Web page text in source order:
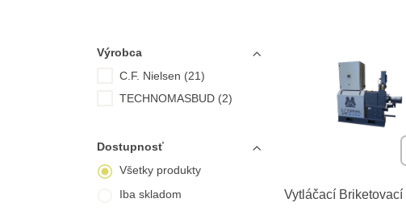
Vytláčací Briketovací
Výrobca
C.F. Nielsen (21)
TECHNOMASBUD (2)
Dostupnosť
Všetky produkty
Iba skladom